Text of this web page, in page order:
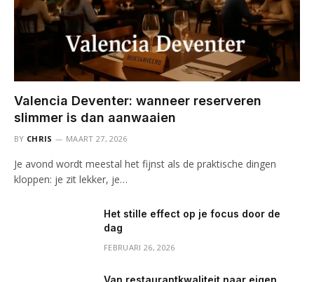
Valencia Deventer: wanneer reserveren
slimmer is dan aanwaaien
BY CHRIS MAART 27, 2026
Je avond wordt meestal het fijnst als de praktische dingen
kloppen: je zit lekker, je…
Het stille effect op je focus door de
dag
FEBRUARI 26, 2026
Van restaurantkwaliteit naar eigen